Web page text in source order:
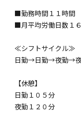
■勤務時間１１時間
■月平均労働日数１
≪シフトサイクル≫
日勤→日勤→夜勤→
【休憩】
日勤１０５分
夜勤１２０分